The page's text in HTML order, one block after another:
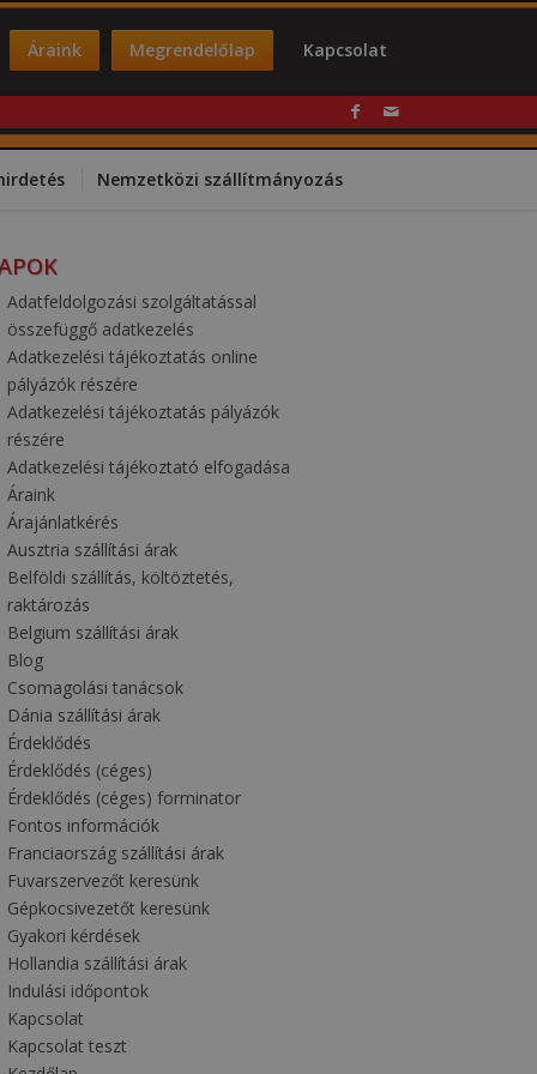
Áraink Megrendelőlap Kapcsolat
Nemzetközi szállítmányozás
Adatfeldolgozási szolgáltatással
összefüggő adatkezelés
Adatkezelési tájékoztatás online
pályázók részére
Adatkezelési tájékoztatás pályázók
részére
Adatkezelési tájékoztató elfogadása
Áraink
Árajánlatkérés
Ausztria szállítási árak
Belföldi szállítás, költöztetés,
raktározás
Belgium szállítási árak
Blog
Csomagolási tanácsok
Dánia szállítási árak
Érdeklődés
Érdeklődés (céges)
Érdeklődés (céges) forminator
Fontos információk
Franciaország szállítási árak
Fuvarszervezőt keresünk
Gépkocsivezetőt keresünk
Gyakori kérdések
Hollandia szállítási árak
Indulási időpontok
Kapcsolat
Kapcsolat teszt